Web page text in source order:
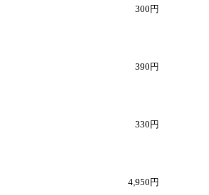
300円
390円
330円
4,950円